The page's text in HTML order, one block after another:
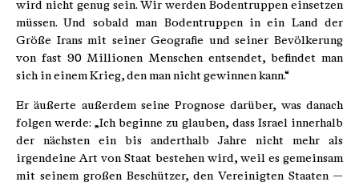
wird nicht genug sein. Wir werden Bodentruppen einsetzen
müssen. Und sobald man Bodentruppen in ein Land der
Größe Irans mit seiner Geografie und seiner Bevölkerung
von fast 90 Millionen Menschen entsendet, befindet man
sich in einem Krieg, den man nicht gewinnen kann.“
Er äußerte außerdem seine Prognose darüber, was danach
folgen werde: „Ich beginne zu glauben, dass Israel innerhalb
der nächsten ein bis anderthalb Jahre nicht mehr als
irgendeine Art von Staat bestehen wird, weil es gemeinsam
mit seinem großen Beschützer, den Vereinigten Staaten —